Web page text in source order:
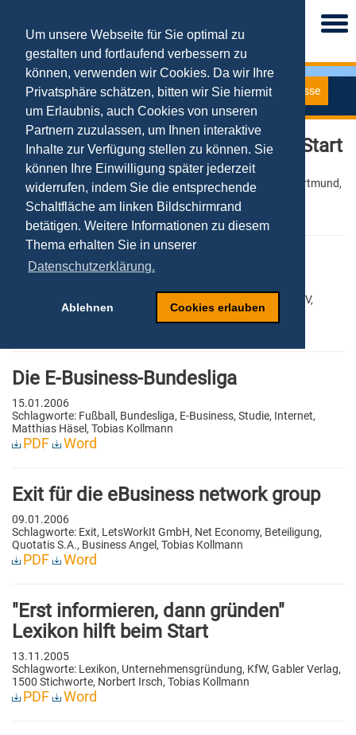
Um unsere Webseite für Sie optimal zu
gestalten und fortlaufend verbessern zu
können, verwenden wir Cookies. Da wir Ihre
Privatsphäre schätzen, bitten wir Sie hiermit
um Erlaubnis, auch Cookies von unseren
Partnern zuzulassen, um Ihnen interaktive
Inhalte zur Verfügung stellen zu können. Sie
können Ihre Einwilligung später jederzeit
widerrufen, indem Sie die entsprechende
Schaltfläche am linken Bildschirmrand
betätigen. Weitere Informationen zu diesem
Thema erhalten Sie in unserer
Datenschutzerklärung.
Ablehnen Cookies erlauben
Presse
Pressemitteilungen
Virtual Kicker League geht an den Start
08.08.2006
Schlagworte: Online-Liga, FC Bayern München, Borussia Dortmund,
Portal, Kicker, virtuelle Bundesliga, Tobias Kollmann
PDF Word
Fußball-Fans kicken jetzt Online
Schlagworte: Virtual Kicker, Hertha BSC Berlin, Hamburger SV,
Tobias Kollmann
Die E-Business-Bundesliga
15.01.2006
Schlagworte: Fußball, Bundesliga, E-Business, Studie, Internet,
Matthias Häsel, Tobias Kollmann
PDF Word
Exit für die eBusiness network group
09.01.2006
Schlagworte: Exit, LetsWorkIt GmbH, Net Economy, Beteiligung,
Quotatis S.A., Business Angel, Tobias Kollmann
PDF Word
"Erst informieren, dann gründen"
Lexikon hilft beim Start
13.11.2005
Schlagworte: Lexikon, Unternehmensgründung, KfW, Gabler Verlag,
1500 Stichworte, Norbert Irsch, Tobias Kollmann
PDF Word